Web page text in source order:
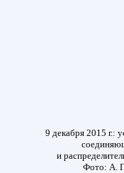
9 декабря 2015 г.:
и
Фото: А.